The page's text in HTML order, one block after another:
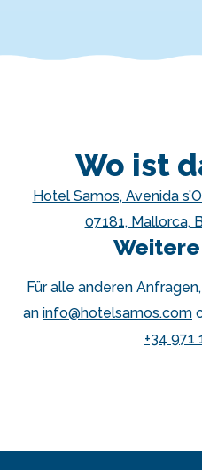
Wo ist
Hotel Samos, Avenida
07181, Mallorca,
Für alle anderen
an info@hotelsamos.com
+34 971